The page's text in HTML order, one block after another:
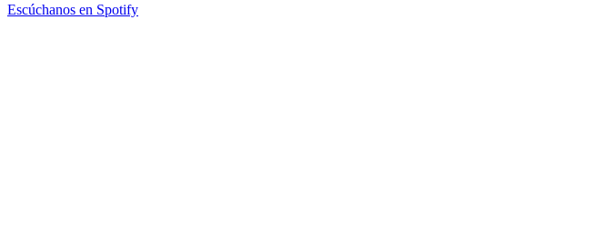
Escúchanos en Spotify